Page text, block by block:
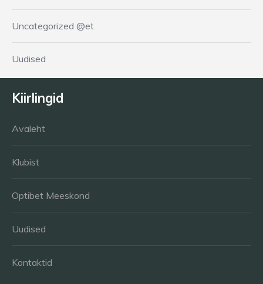
Uncategorized @et
Uudised
Kiirlingid
Avaleht
Klubist
Optibet Meeskond
Uudised
Kontaktid